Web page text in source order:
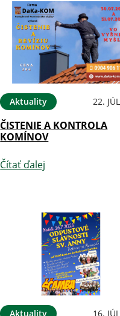
Aktuality 22.
ČISTENIE A KONTROLA
KOMÍNOV
Čítať ďalej
Aktuality 16.